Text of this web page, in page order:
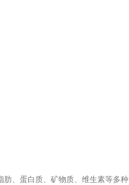
、蛋白质、矿物质、维生素等多种